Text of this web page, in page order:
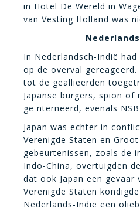
in Hotel De Wereld in
van Vesting Holland was
In Nederlandsch-Indië
op de overval
tot de geallieerden
Japanse burgers, spion of
geïnterneerd, evenals
Japan was echter in
Verenigde Staten en
gebeurtenissen, zoals de
Indo-China, overtuigden
dat ook Japan een gevaar
Verenigde Staten kondigde
Nederlands-Indië een